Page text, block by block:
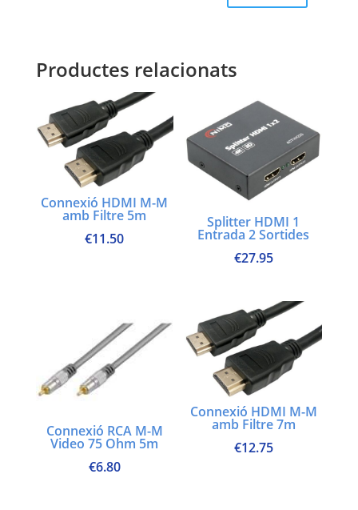
Productes relacionats
Connexió HDMI M-M
amb Filtre 5m
€11.50
Splitter HDMI 1
Entrada 2 Sortides
€27.95
Connexió RCA M-M
Video 75 Ohm 5m
€6.80
Connexió HDMI M-M
amb Filtre 7m
€12.75